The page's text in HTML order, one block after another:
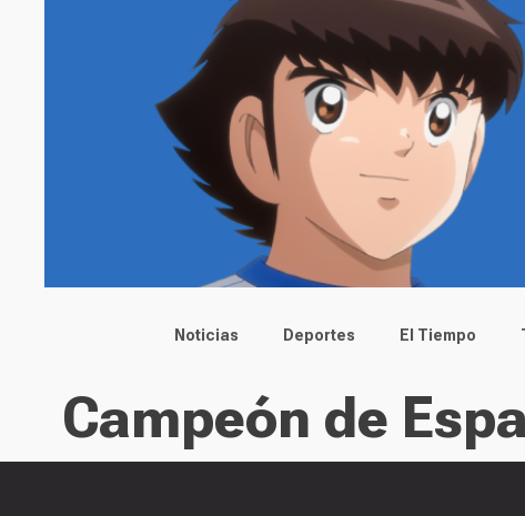
Main menu
Noticias Deportes El Tiempo
Campeón de